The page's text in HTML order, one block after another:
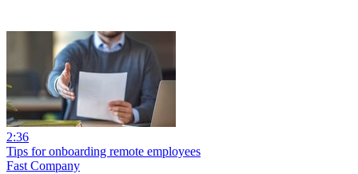
2:36
Tips for onboarding remote employees
Fast Company